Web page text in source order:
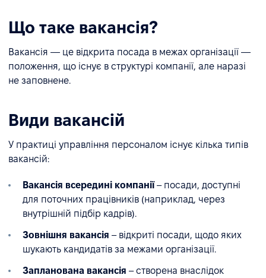
Що таке вакансія?
Вакансія — це відкрита посада в межах організації —
положення, що існує в структурі компанії, але наразі
не заповнене.
Види вакансій
У практиці управління персоналом існує кілька типів
вакансій:
Вакансія всередині компанії– посади, доступні
для поточних працівників (наприклад, через
внутрішній підбір кадрів).
Зовнішня вакансія – відкриті посади, щодо яких
шукають кандидатів за межами організації.
Запланована вакансія – створена внаслідок